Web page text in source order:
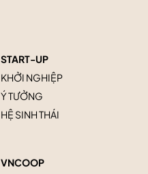
START-UP
KHỞI NGHIỆP
Ý TƯỞNG
HỆ SINH THÁI
VNCOOP